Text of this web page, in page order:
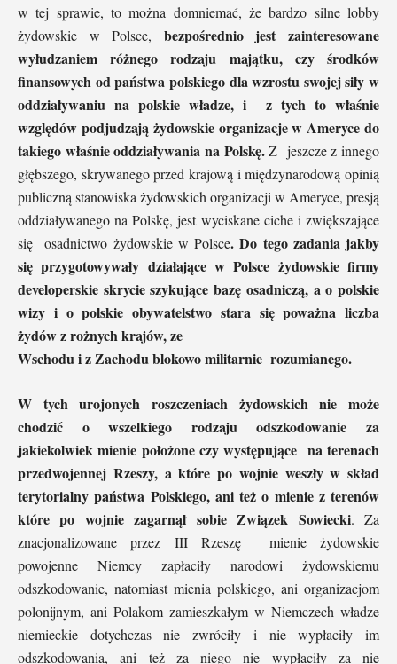
w tej sprawie, to można domniemać, że bardzo silne lobby
żydowskie w Polsce, bezpośrednio jest zainteresowane
wyłudzaniem różnego rodzaju majątku, czy środków
finansowych od państwa polskiego dla wzrostu swojej siły w
oddziaływaniu na polskie władze, i z tych to właśnie
względów podjudzają żydowskie organizacje w Ameryce do
takiego właśnie oddziaływania na Polskę.Z jeszcze z innego
głębszego, skrywanego przed krajową i międzynarodową opinią
publiczną stanowiska żydowskich organizacji w Ameryce, presją
oddziaływanego na Polskę, jest wyciskane ciche i zwiększające
się osadnictwo żydowskie w Polsce. Do tego zadania jakby
się przygotowywały działające w Polsce żydowskie firmy
developerskie skrycie szykujące bazę osadniczą, a o polskie
wizy i o polskie obywatelstwo stara się poważna liczba
żydów z rożnych krajów, ze
Wschodu i z Zachodu blokowo militarnie rozumianego.
W tych urojonych roszczeniach żydowskich nie może
chodzić o wszelkiego rodzaju odszkodowanie za
jakiekolwiek mienie położone czy występujące na terenach
przedwojennej Rzeszy, a które po wojnie weszły w skład
terytorialny państwa Polskiego, ani też o mienie z terenów
które po wojnie zagarnął sobie Związek Sowiecki. Za
znacjonalizowane przez III Rzeszę mienie żydowskie
powojenne Niemcy zapłaciły narodowi żydowskiemu
odszkodowanie, natomiast mienia polskiego, ani organizacjom
polonijnym, ani Polakom zamieszkałym w Niemczech władze
niemieckie dotychczas nie zwróciły i nie wypłaciły im
odszkodowania, ani też za niego nie wypłaciły za nie